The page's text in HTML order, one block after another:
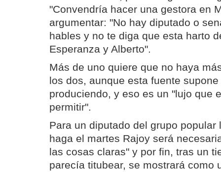
"Convendría hacer una gestora en
argumentar: "No hay diputado o
hables y no te diga que esta harto
Esperanza y Alberto".
Más de uno quiere que no haya
los dos, aunque esta fuente
produciendo, y eso es un "lujo que
permitir".
Para un diputado del grupo popular
haga el martes Rajoy será
las cosas claras" y por fin, tras un
parecía titubear, se mostrará como